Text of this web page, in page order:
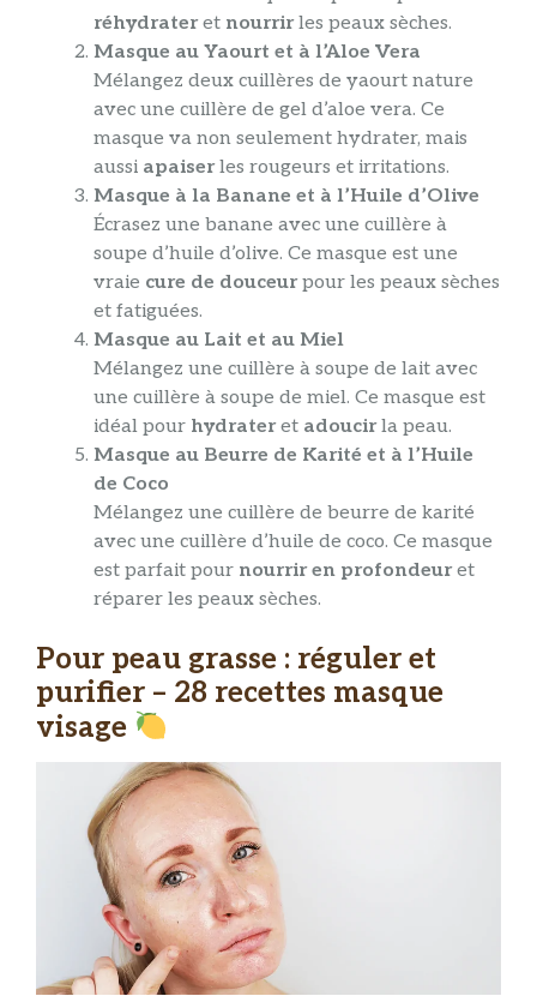
réhydrateret nourrirles peaux sèches.
Masque au Yaourt et à l’Aloe Vera
Mélangez deux cuillères de yaourt nature
avec une cuillère de gel d’aloe vera. Ce
masque va non seulement hydrater, mais
aussi apaiserles rougeurs et irritations.
Masque à la Banane et à l’Huile d’Olive
Écrasez une banane avec une cuillère à
soupe d’huile d’olive. Ce masque est une
vraie cure de douceurpour les peaux sèches
et fatiguées.
Masque au Lait et au Miel
Mélangez une cuillère à soupe de lait avec
une cuillère à soupe de miel. Ce masque est
idéal pour hydrateret adoucirla peau.
Masque au Beurre de Karité et à l’Huile
de Coco
Mélangez une cuillère de beurre de karité
avec une cuillère d’huile de coco. Ce masque
est parfait pour nourrir en profondeuret
réparer les peaux sèches.
Pour peau grasse : réguler et
purifier – 28 recettes masque
visage